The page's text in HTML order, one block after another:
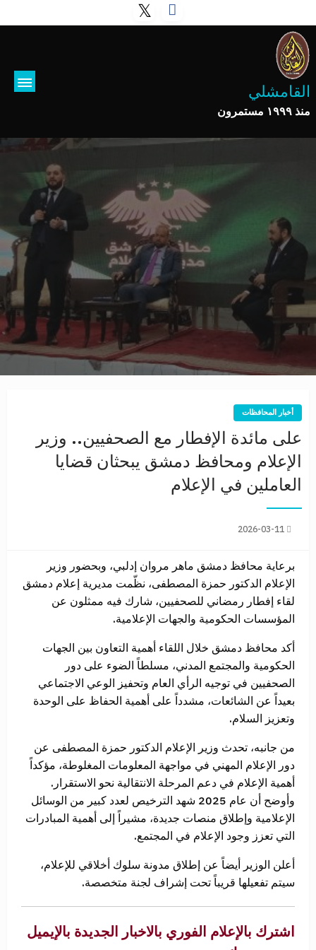
القامشلي
منذ ١٩٩٩ مستمرون
أخبار المحافظات
على مائدة الإفطار مع الصحفيين.. وزير
الإعلام ومحافظ دمشق يبحثان قضايا
العاملين في الإعلام
2026-03-11
برعاية محافظ دمشق ماهر مروان إدلبي، وبحضور وزير
الإعلام الدكتور حمزة المصطفى، نظّمت مديرية إعلام دمشق
لقاء إفطار رمضاني للصحفيين، شارك فيه ممثلون عن
المؤسسات الحكومية والجهات الإعلامية.
أكد محافظ دمشق خلال اللقاء أهمية التعاون بين الجهات
الحكومية والمجتمع المدني، مسلطاً الضوء على دور
الصحفيين في توجيه الرأي العام وتحفيز الوعي الاجتماعي
بعيداً عن الشائعات، مشدداً على أهمية الحفاظ على الوحدة
وتعزيز السلام.
من جانبه، تحدث وزير الإعلام الدكتور حمزة المصطفى عن
دور الإعلام المهني في مواجهة المعلومات المغلوطة، مؤكداً
أهمية الإعلام في دعم المرحلة الانتقالية نحو الاستقرار.
وأوضح أن عام 2025 شهد الترخيص لعدد كبير من الوسائل
الإعلامية وإطلاق منصات جديدة، مشيراً إلى أهمية المبادرات
التي تعزز وجود الإعلام في المجتمع.
أعلن الوزير أيضاً عن إطلاق مدونة سلوك أخلاقي للإعلام،
سيتم تفعيلها قريباً تحت إشراف لجنة متخصصة.
اشترك بالإعلام الفوري بالاخبار الجديدة بالإيميل